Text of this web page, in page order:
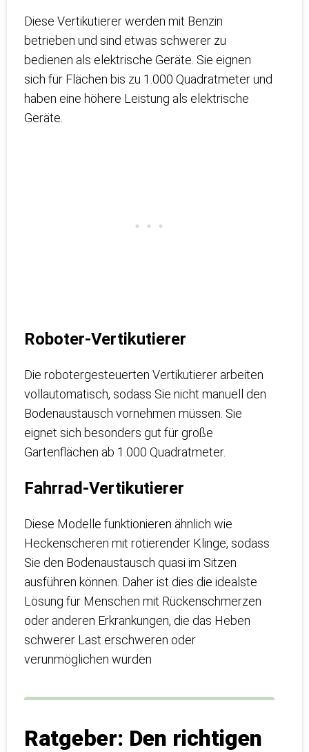
Diese Vertikutierer werden mit Benzin
betrieben und sind etwas schwerer zu
bedienen als elektrische Geräte. Sie eignen
sich für Flächen bis zu 1.000 Quadratmeter und
haben eine höhere Leistung als elektrische
Geräte.
Roboter-Vertikutierer
Die robotergesteuerten Vertikutierer arbeiten
vollautomatisch, sodass Sie nicht manuell den
Bodenaustausch vornehmen müssen. Sie
eignet sich besonders gut für große
Gartenflächen ab 1.000 Quadratmeter.
Fahrrad-Vertikutierer
Diese Modelle funktionieren ähnlich wie
Heckenscheren mit rotierender Klinge, sodass
Sie den Bodenaustausch quasi im Sitzen
ausführen können. Daher ist dies die idealste
Lösung für Menschen mit Rückenschmerzen
oder anderen Erkrankungen, die das Heben
schwerer Last erschweren oder
verunmöglichen würden
Ratgeber: Den richtigen